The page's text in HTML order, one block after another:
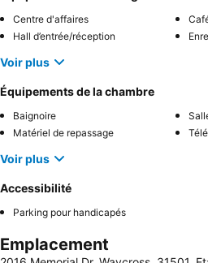
Centre d'affaires
Hall d’entrée/réception
Voir plus
Équipements de la chambre
Baignoire
Matériel de repassage
Voir plus
Accessibilité
Parking pour handicapés
Emplacement